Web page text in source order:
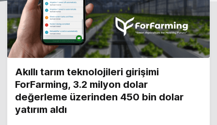
Akıllı tarım teknolojileri girişimi
ForFarming, 3.2 milyon dolar
değerleme üzerinden 450 bin dolar
yatırım aldı